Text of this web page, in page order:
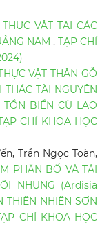
VẬT TẠI CÁC
NAM , TẠP CHÍ
VẬT THÂN GỖ
TÀI NGUYÊN
BIỂN CÙ LAO
CHÍ KHOA HỌC
Trần Ngọc Toàn,
PHÂN BỐ VÀ TÁI
NHUNG (Ardisia
NHIÊN SƠN
CHÍ KHOA HỌC